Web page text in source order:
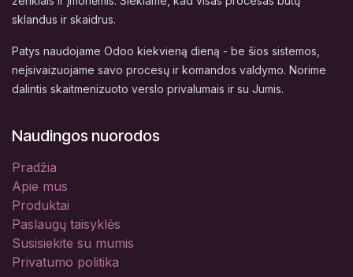
sklandus ir skaidrus.
Patys naudojame Odoo kiekvieną dieną - be šios sistemos,
neįsivaizuojame savo procesų ir komandos valdymo. Norime
dalintis skaitmenizuoto verslo privalumais ir su Jumis.
Naudingos nuorodos
Pradžia
Apie mus
Produktai
Paslaugų taisyklės
Susisiekite su mumis
Privatumo politika